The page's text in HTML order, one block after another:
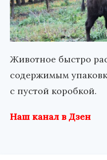
Животное быстро
содержимым
с пустой коробкой.
Наш канал в Дзен